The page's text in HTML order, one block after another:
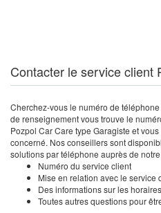
Contacter le service client
Cherchez-vous le numéro de
de renseignement vous trouve le
Pozpol Car Care type Garagiste et
concerné. Nos conseillers sont
solutions par téléphone auprès de
Numéro du service client
Mise en relation avec le service
Des informations sur les
Toutes autres questions pour